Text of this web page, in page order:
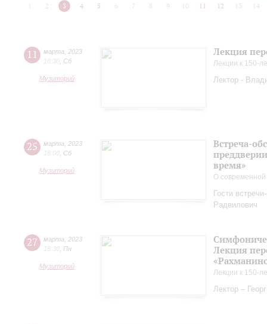
2 3 4 5 6 7 8 9 10 11 12 13 14
11 марта
2023
18:30 Сб
Музиторий
Лекция
Лекции к 150-
Лектор -
25 марта
2023
18:00 Сб
Музиторий
Встреча-
время»
О
Гости
Радвилович
27 марта
2023
18:30 Пн
Музиторий
Лекция
Лекции к 150-
Лектор –